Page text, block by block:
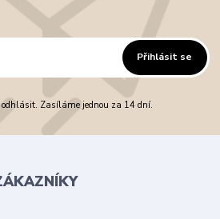
Přihlásit se
odhlásit. Zasíláme jednou za 14 dní.